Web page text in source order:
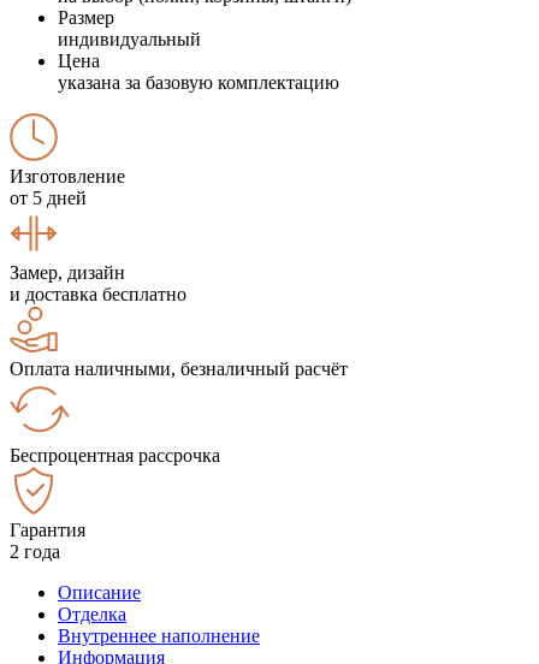
Размер
индивидуальный
Цена
указана за базовую комплектацию
Изготовление
от 5 дней
Замер, дизайн
и доставка бесплатно
Оплата наличными, безналичный расчёт
Беспроцентная рассрочка
Гарантия
2 года
Описание
Отделка
Внутреннее наполнение
Информация